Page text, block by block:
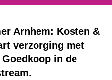
Arnhem: Kosten &
verzorging met
in de